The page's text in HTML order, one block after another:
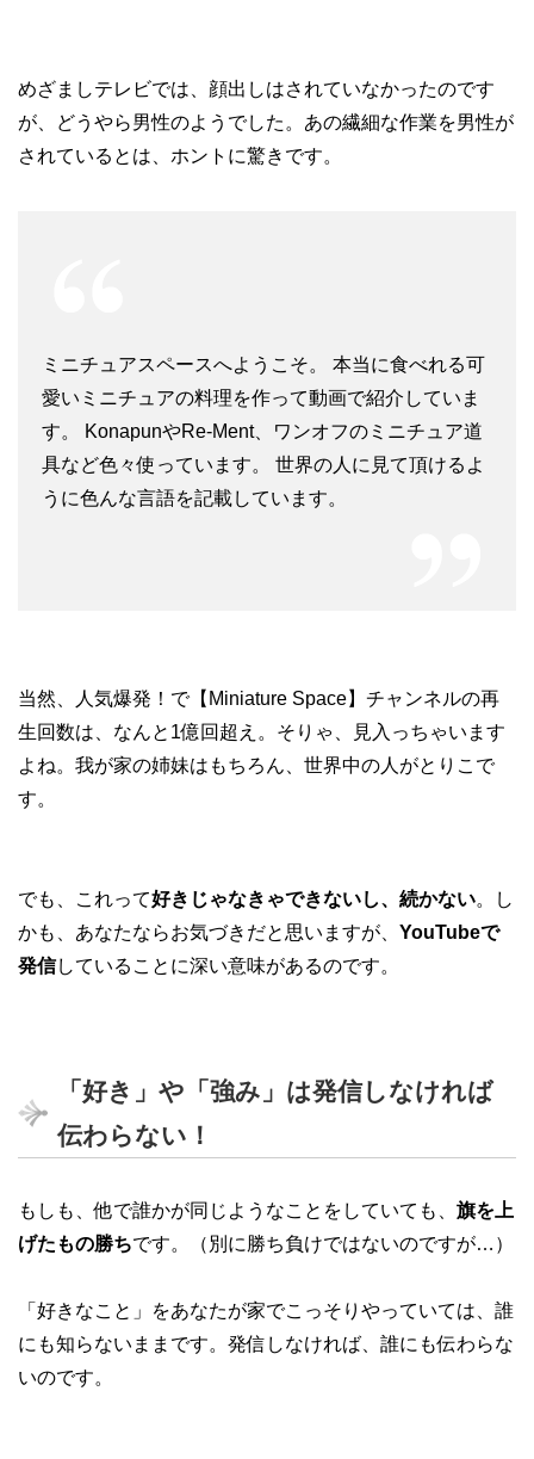
めざましテレビでは、顔出しはされていなかったのです
が、どうやら男性のようでした。あの繊細な作業を男性が
されているとは、ホントに驚きです。
ミニチュアスペースへようこそ。 本当に食べれる可
愛いミニチュアの料理を作って動画で紹介していま
す。 KonapunやRe-Ment、ワンオフのミニチュア道
具など色々使っています。 世界の人に見て頂けるよ
うに色んな言語を記載しています。
当然、人気爆発！で【Miniature Space】チャンネルの再
生回数は、なんと1億回超え。そりゃ、見入っちゃいます
よね。我が家の姉妹はもちろん、世界中の人がとりこで
す。
でも、これって好きじゃなきゃできないし、続かない。し
かも、あなたならお気づきだと思いますが、 YouTubeで
発信していることに深い意味があるのです。
「好き」や「強み」は発信しなければ
伝わらない！
もしも、他で誰かが同じようなことをしていても、 旗を上
げたもの勝ちです。（別に勝ち負けではないのですが…）
「好きなこと」をあなたが家でこっそりやっていては、誰
にも知らないままです。発信しなければ、誰にも伝わらな
いのです。